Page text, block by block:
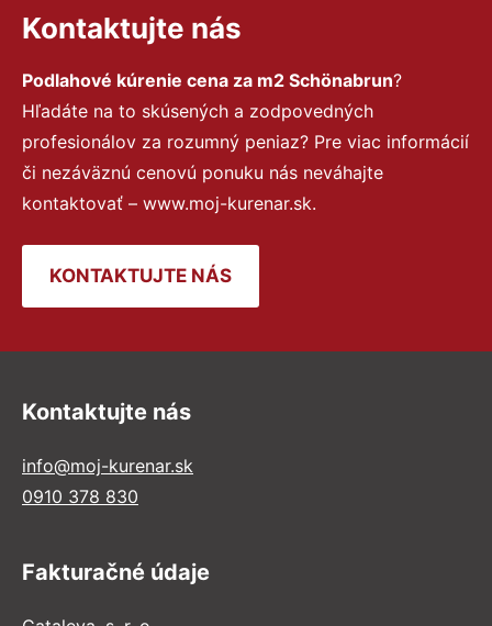
Kontaktujte nás
Podlahové kúrenie cena za m2 Schönabrun?
Hľadáte na to skúsených a zodpovedných
profesionálov za rozumný peniaz? Pre viac informácií
či nezáväznú cenovú ponuku nás neváhajte
kontaktovať – www.moj-kurenar.sk.
KONTAKTUJTE NÁS
Kontaktujte nás
info@moj-kurenar.sk
0910 378 830
Fakturačné údaje